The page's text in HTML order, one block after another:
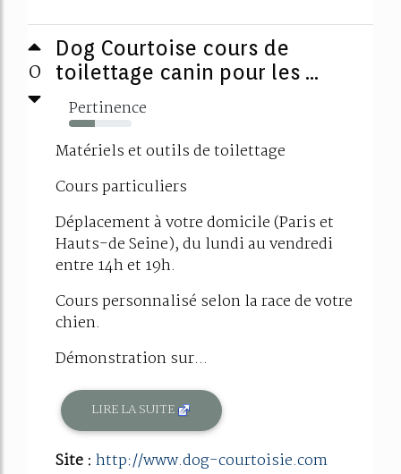
0
Dog Courtoise cours de
toilettage canin pour les ...
Pertinence
42%
Matériels et outils de toilettage
Cours particuliers
Déplacement à votre domicile (Paris et
Hauts-de Seine), du lundi au vendredi
entre 14h et 19h.
Cours personnalisé selon la race de votre
chien.
Démonstration sur...
LIRE LA SUITE
Site : http://www.dog-courtoisie.com